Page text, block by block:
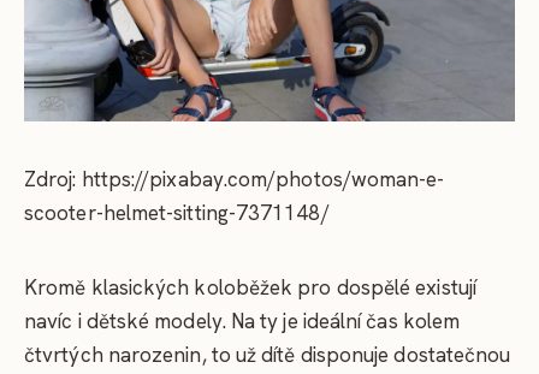
Zdroj: https://pixabay.com/photos/woman-e-
scooter-helmet-sitting-7371148/
Kromě klasických koloběžek pro dospělé existují
navíc i dětské modely. Na ty je ideální čas kolem
čtvrtých narozenin, to už dítě disponuje dostatečnou